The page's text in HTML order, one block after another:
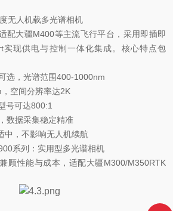
无人机载多光谱相机
配大疆M400等主流飞行平台，采用即插即
实现供电与控制一体化集成。核心特点包
选，光谱范围400-1000nm
空间分辨率达2K
号可达800:1
数据采集稳定精准
中，不影响无人机续航
系列：实用型多光谱相机
顾性能与成本，适配大疆M300/M350RTK